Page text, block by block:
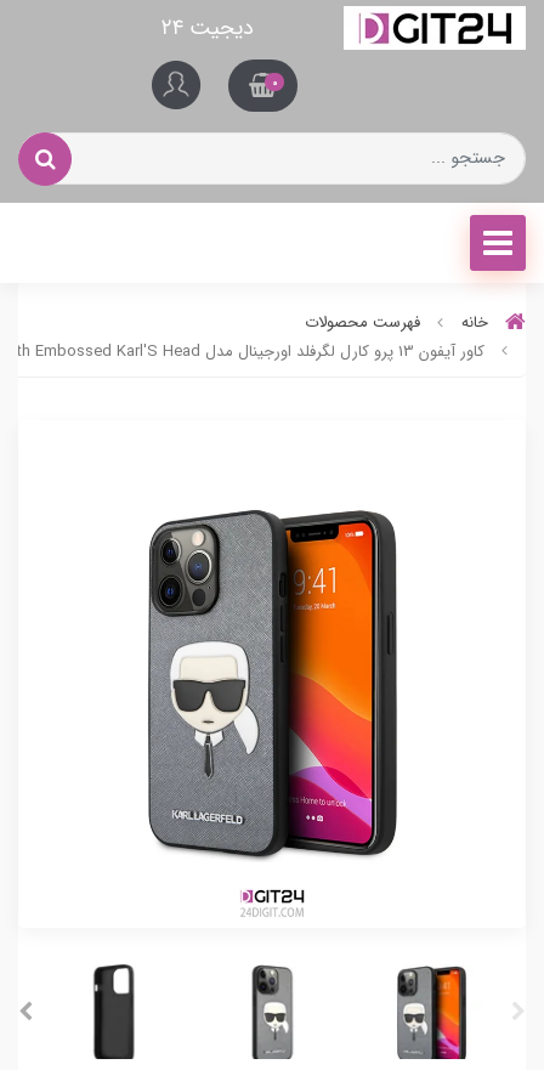
دیجیت ۲۴
0
خانه
فهرست محصولات
کاور آیفون 13 پرو کارل لگرفلد اورجینال مدل Saffiano With Embossed Karl'S Head